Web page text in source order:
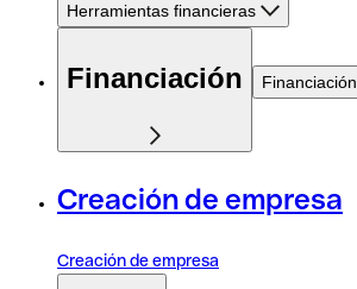
Herramientas financieras
Financiación Financiación
Creación de empresa
Creación de empresa